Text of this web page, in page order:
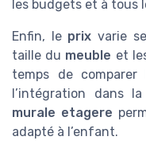
les budgets et à tous
Enfin, le prix varie
taille du meuble et
temps de comparer
l’intégration dans la
murale etagere
adapté à l’enfant.